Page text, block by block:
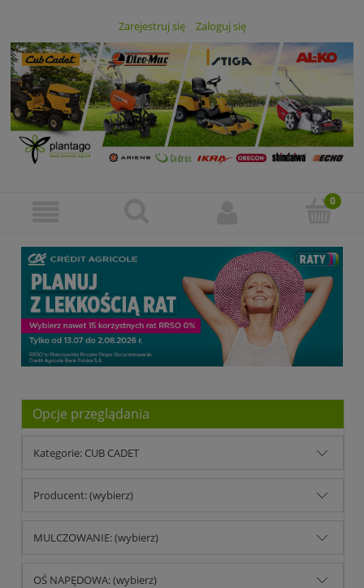
Zarejestruj się Zaloguj się
Opcje przeglądania
Kategorie: CUB CADET
Producent: (wybierz)
MULCZOWANIE: (wybierz)
OŚ NAPĘDOWA: (wybierz)